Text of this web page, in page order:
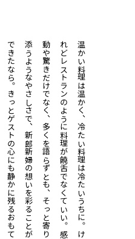
温かい料理は温かく、冷たい料理は冷たいうちに。
け
れ
ど
レ
ス
ト
ラ
ン
の
よ
う
に
料
理
が
饒
舌
で
な
く
て
い
い
。
感
動
や
驚
き
だ
け
で
な
く
、
多
く
を
語
ら
ず
と
も
、
そ
っ
と
寄
り
添
う
よ
う
な
や
さ
し
さ
で
、
新
郎
新
婦
の
想
い
を
彩
る
こ
と
が
で
き
た
な
ら
。
き
っ
と
ゲ
ス
ト
の
心
に
も
静
か
に
残
る
お
も
て
し
と
な
る
は
ず
だ
か
ら